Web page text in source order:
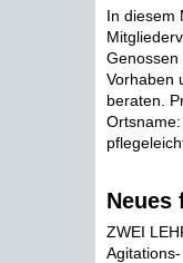
In diesem
Genossen
Vorhaben
beraten.
Neues
ZWEI